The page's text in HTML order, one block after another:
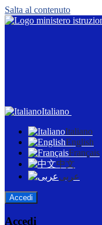
Salta al contenuto
Italiano
Italiano
English
Français
中文
عربى
Accedi
Accedi